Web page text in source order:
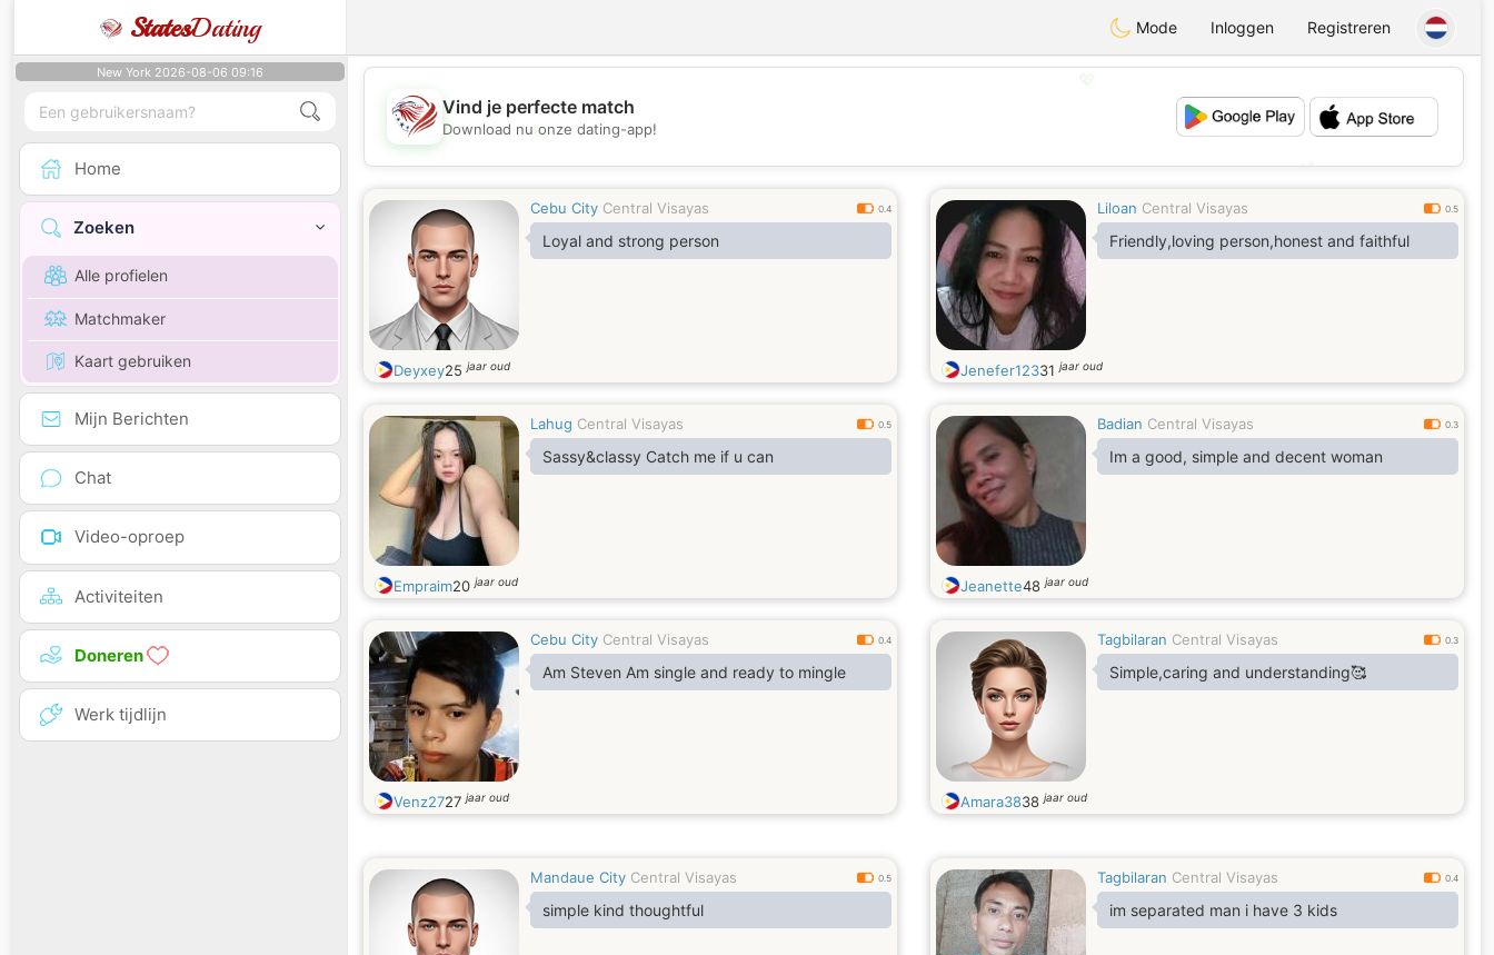
StatesDating Mode Inloggen Registreren
New York 2026-08-06 09:16
Home
Zoeken
Alle profielen
Matchmaker
Kaart gebruiken
Mijn Berichten
Chat
Video-oproep
Activiteiten
Doneren
Werk tijdlijn
💕
Vind je perfecte match
Download nu onze dating-app!
Cebu City Central Visayas 0.4
Loyal and strong person
Deyxey25jaar oud
Liloan Central Visayas 0.5
Friendly,loving person,honest and faithful
Jenefer12331jaar oud
Lahug Central Visayas 0.5
Sassy&classy Catch me if u can
Empraim20jaar oud
Badian Central Visayas 0.3
Im a good, simple and decent woman
Jeanette48jaar oud
Cebu City Central Visayas 0.4
Am Steven Am single and ready to mingle
Venz2727jaar oud
Tagbilaran Central Visayas 0.3
Simple,caring and understanding🥰
Amara3838jaar oud
Mandaue City Central Visayas 0.5
simple kind thoughtful
Tagbilaran Central Visayas 0.4
im separated man i have 3 kids